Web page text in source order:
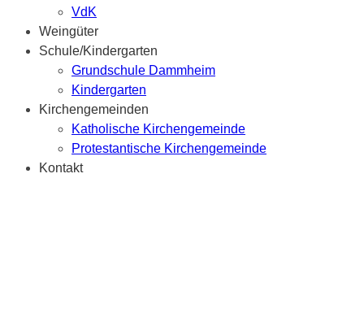
VdK
Weingüter
Schule/Kindergarten
Grundschule Dammheim
Kindergarten
Kirchengemeinden
Katholische Kirchengemeinde
Protestantische Kirchengemeinde
Kontakt